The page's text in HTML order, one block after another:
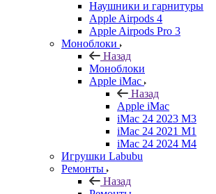
Наушники и гарнитуры
Apple Airpods 4
Apple Airpods Pro 3
Моноблоки
Назад
Моноблоки
Apple iMac
Назад
Apple iMac
iMac 24 2023 M3
iMac 24 2021 M1
iMac 24 2024 M4
Игрушки Labubu
Ремонты
Назад